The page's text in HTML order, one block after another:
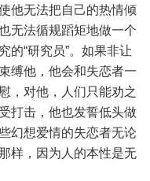
他无法把自己的热情倾
无法循规蹈矩地做一个
的“研究员”。如果非让
缚他，他会和失恋者一
，对他，人们只能劝之
打击，他也发誓低头做
幻想爱情的失恋者无论
样，因为人的本性是无